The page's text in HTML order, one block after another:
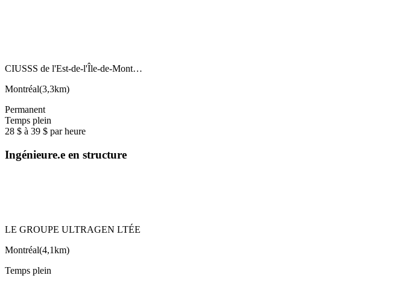
CIUSSS de l'Est-de-l'Île-de-Mont…
Montréal(3,3km)
Permanent
Temps plein
28 $ à 39 $ par heure
Ingénieure.e en structure
LE GROUPE ULTRAGEN LTÉE
Montréal(4,1km)
Temps plein